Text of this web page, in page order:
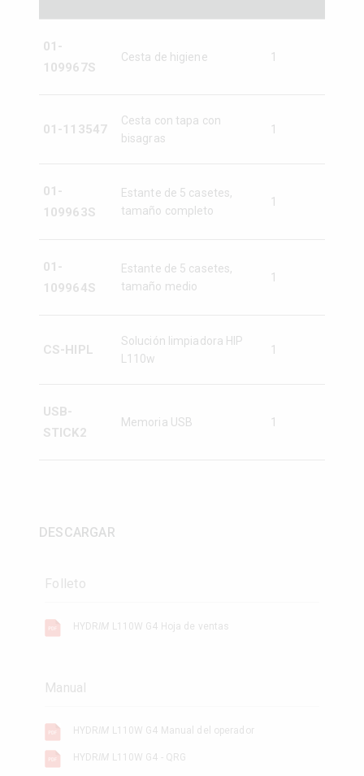
01-
109967S
Cesta de higiene 1
01-113547
Cesta con tapa con
bisagras
1
01-
109963S
Estante de 5 casetes,
tamaño completo
1
01-
109964S
Estante de 5 casetes,
tamaño medio
1
CS-HIPL
Solución limpiadora HIP
L110w
1
USB-
STICK2
Memoria USB 1
DESCARGAR
Folleto
HYDRIM L110W G4 Hoja de ventas
Manual
HYDRIM L110W G4 Manual del operador
HYDRIM L110W G4 - QRG